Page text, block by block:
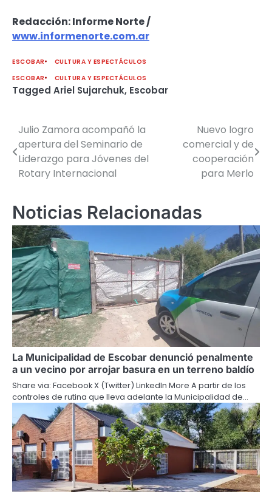
Redacción: Informe Norte /
www.informenorte.com.ar
ESCOBAR
CULTURA Y ESPECTÁCULOS
ESCOBAR
CULTURA Y ESPECTÁCULOS
Tagged Ariel Sujarchuk, Escobar
Navegación
de
entradas
Julio Zamora acompañó la
apertura del Seminario de
Liderazgo para Jóvenes del
Rotary Internacional
Nuevo logro
comercial y de
cooperación
para Merlo
Noticias Relacionadas
La Municipalidad de Escobar denunció penalmente
a un vecino por arrojar basura en un terreno baldío
Share via: Facebook X (Twitter) LinkedIn More A partir de los
controles de rutina que lleva adelante la Municipalidad de…